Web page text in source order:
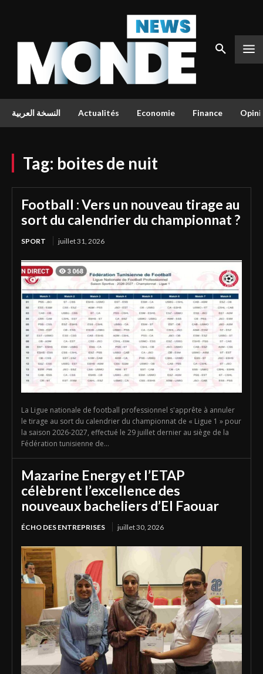
النسخة العربية Actualités Economie Finance
Tag: boites de nuit
Football : Vers un nouveau tirage au
sort du calendrier du championnat ?
SPORT juillet 31, 2026
La Ligue nationale de football professionnel s'apprête à annuler
le tirage au sort du calendrier du championnat de « Ligue 1 » pour
la saison 2026-2027, effectué le 29 juillet dernier au siège de la
Fédération tunisienne de...
Mazarine Energy et l’ETAP
célèbrent l’excellence des
nouveaux bacheliers d’El Faouar
ÉCHO DES ENTREPRISES juillet 30, 2026